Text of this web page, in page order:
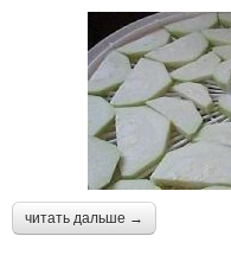
читать дальше →